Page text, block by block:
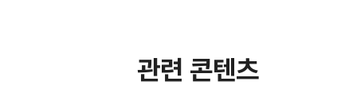
관련 콘텐츠